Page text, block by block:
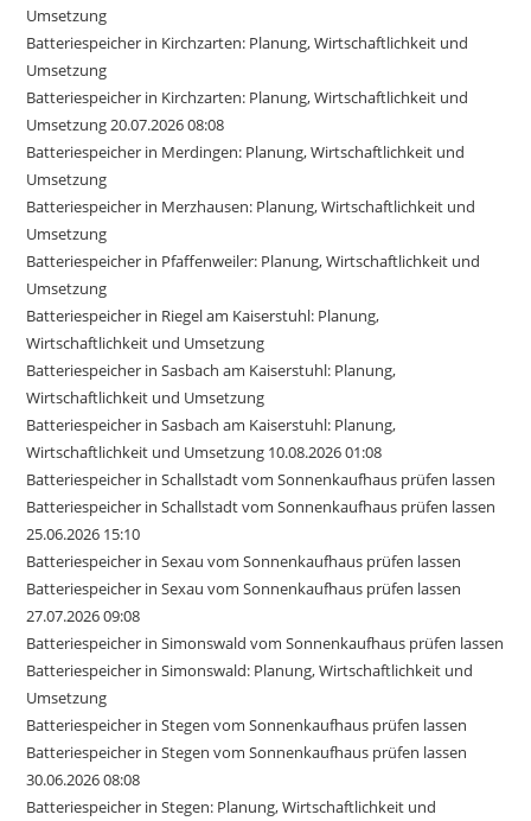
Umsetzung
Batteriespeicher in Kirchzarten: Planung, Wirtschaftlichkeit und
Umsetzung
Batteriespeicher in Kirchzarten: Planung, Wirtschaftlichkeit und
Umsetzung 20.07.2026 08:08
Batteriespeicher in Merdingen: Planung, Wirtschaftlichkeit und
Umsetzung
Batteriespeicher in Merzhausen: Planung, Wirtschaftlichkeit und
Umsetzung
Batteriespeicher in Pfaffenweiler: Planung, Wirtschaftlichkeit und
Umsetzung
Batteriespeicher in Riegel am Kaiserstuhl: Planung,
Wirtschaftlichkeit und Umsetzung
Batteriespeicher in Sasbach am Kaiserstuhl: Planung,
Wirtschaftlichkeit und Umsetzung
Batteriespeicher in Sasbach am Kaiserstuhl: Planung,
Wirtschaftlichkeit und Umsetzung 10.08.2026 01:08
Batteriespeicher in Schallstadt vom Sonnenkaufhaus prüfen lassen
Batteriespeicher in Schallstadt vom Sonnenkaufhaus prüfen lassen
25.06.2026 15:10
Batteriespeicher in Sexau vom Sonnenkaufhaus prüfen lassen
Batteriespeicher in Sexau vom Sonnenkaufhaus prüfen lassen
27.07.2026 09:08
Batteriespeicher in Simonswald vom Sonnenkaufhaus prüfen lassen
Batteriespeicher in Simonswald: Planung, Wirtschaftlichkeit und
Umsetzung
Batteriespeicher in Stegen vom Sonnenkaufhaus prüfen lassen
Batteriespeicher in Stegen vom Sonnenkaufhaus prüfen lassen
30.06.2026 08:08
Batteriespeicher in Stegen: Planung, Wirtschaftlichkeit und